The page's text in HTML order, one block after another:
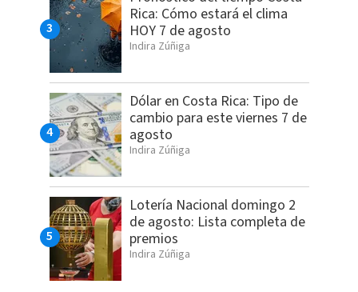
Rica: Cómo estará el clima
HOY 7 de agosto
Indira Zúñiga
Dólar en Costa Rica: Tipo de
cambio para este viernes 7 de
agosto
Indira Zúñiga
Lotería Nacional domingo 2
de agosto: Lista completa de
premios
Indira Zúñiga